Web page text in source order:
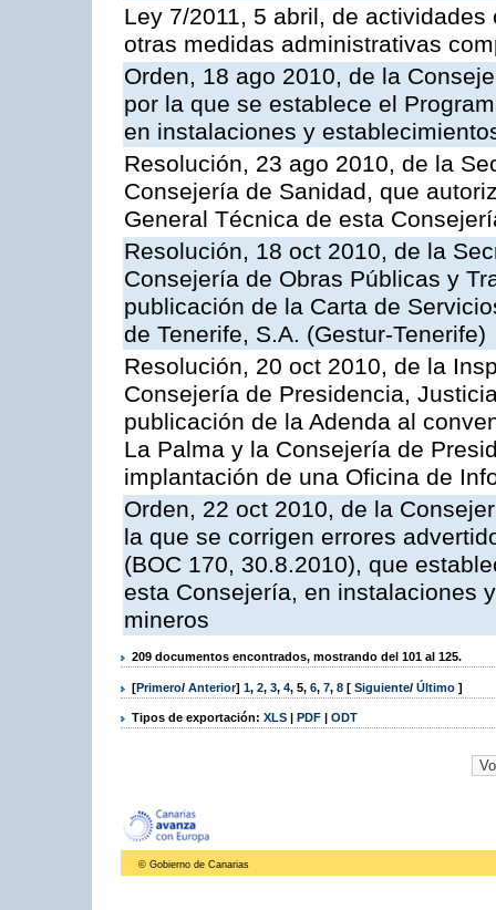
Ley 7/2011, 5 abril, de
otras medidas administrativas
Orden, 18 ago 2010, de la
por la que se establece el
en instalaciones y
Resolución, 23 ago 2010, de la
Consejería de Sanidad, que
General Técnica de esta
Resolución, 18 oct 2010, de la
Consejería de Obras Públicas y
publicación de la Carta de
de Tenerife, S.A. (Gestur-Tenerife)
Resolución, 20 oct 2010, de la
Consejería de Presidencia,
publicación de la Adenda al
La Palma y la Consejería de
implantación de una Oficina de
Orden, 22 oct 2010, de la
la que se corrigen errores
(BOC 170, 30.8.2010), que
esta Consejería, en instalaciones
mineros
209 documentos encontrados, mostrando del 101 al 125.
[Primero/ Anterior] 1, 2, 3, 4, 5, 6, 7, 8 [ Siguiente/ Último ]
Tipos de exportación: XLS | PDF | ODT
© Gobierno de Canarias